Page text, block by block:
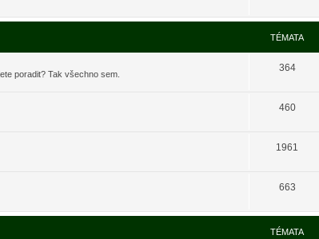
TÉMATA
poradit? Tak všechno sem.
364
460
1961
663
TÉMATA